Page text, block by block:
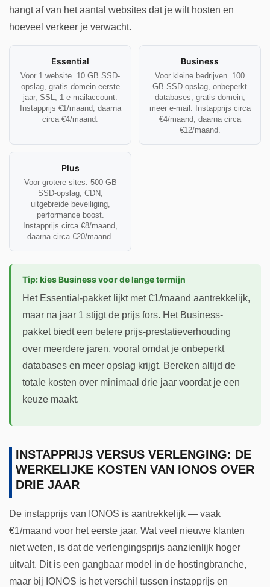
hangt af van het aantal websites dat je wilt hosten en
hoeveel verkeer je verwacht.
Essential
Voor 1 website. 10 GB SSD-
opslag, gratis domein eerste
jaar, SSL, 1 e-mailaccount.
Instapprijs €1/maand, daarna
circa €4/maand.
Business
Voor kleine bedrijven. 100
GB SSD-opslag, onbeperkt
databases, gratis domein,
meer e-mail. Instapprijs circa
€4/maand, daarna circa
€12/maand.
Plus
Voor grotere sites. 500 GB
SSD-opslag, CDN,
uitgebreide beveiliging,
performance boost.
Instapprijs circa €8/maand,
daarna circa €20/maand.
Tip: kies Business voor de lange termijn
Het Essential-pakket lijkt met €1/maand aantrekkelijk,
maar na jaar 1 stijgt de prijs fors. Het Business-
pakket biedt een betere prijs-prestatieverhouding
over meerdere jaren, vooral omdat je onbeperkt
databases en meer opslag krijgt. Bereken altijd de
totale kosten over minimaal drie jaar voordat je een
keuze maakt.
INSTAPPRIJS VERSUS VERLENGING: DE
WERKELIJKE KOSTEN VAN IONOS OVER
DRIE JAAR
De instapprijs van IONOS is aantrekkelijk — vaak
€1/maand voor het eerste jaar. Wat veel nieuwe klanten
niet weten, is dat de verlengingsprijs aanzienlijk hoger
uitvalt. Dit is een gangbaar model in de hostingbranche,
maar bij IONOS is het verschil tussen instapprijs en